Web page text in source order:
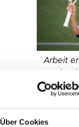
Über Cookies
Arbeit
Starke